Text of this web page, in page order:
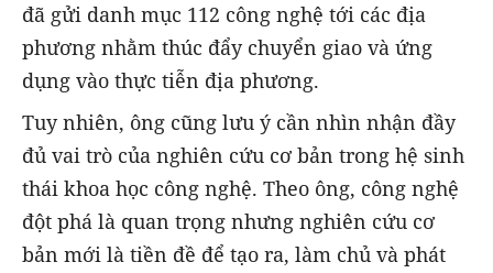
đã gửi danh mục 112 công nghệ tới các địa
phương nhằm thúc đẩy chuyển giao và ứng
dụng vào thực tiễn địa phương.
Tuy nhiên, ông cũng lưu ý cần nhìn nhận đầy
đủ vai trò của nghiên cứu cơ bản trong hệ sinh
thái khoa học công nghệ. Theo ông, công nghệ
đột phá là quan trọng nhưng nghiên cứu cơ
bản mới là tiền đề để tạo ra, làm chủ và phát